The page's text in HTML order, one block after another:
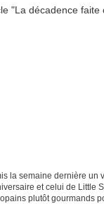
la semaine dernière un
et celui de Little
plutôt gourmands